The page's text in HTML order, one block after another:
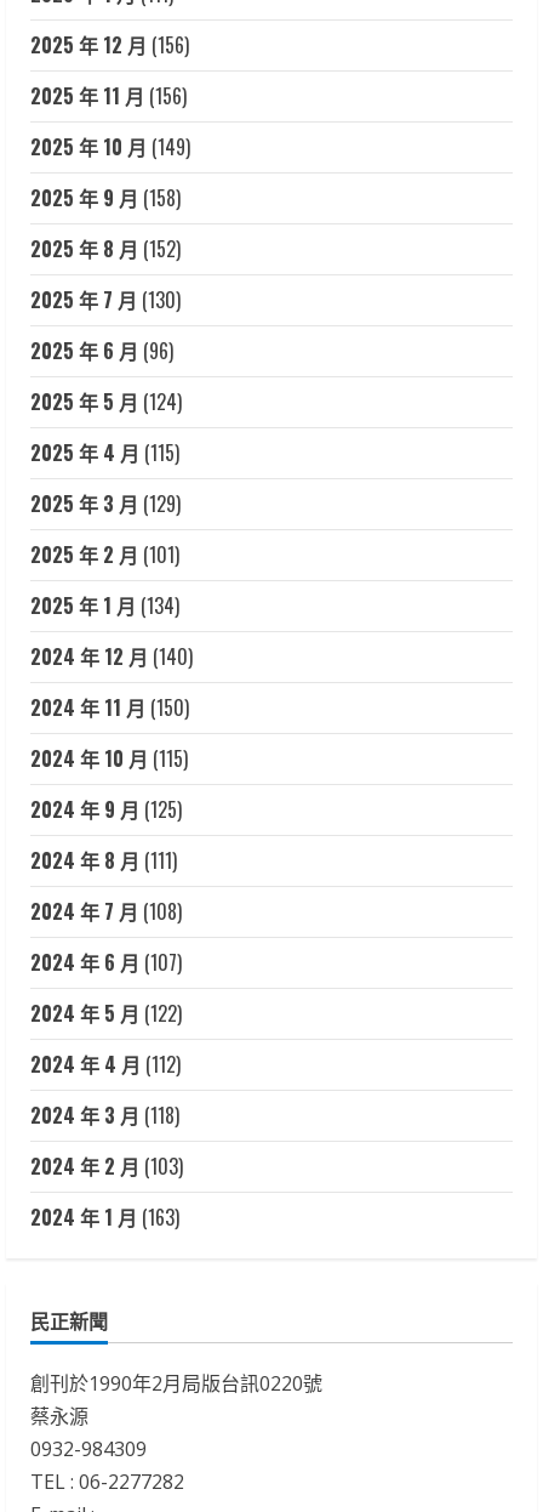
2025 年 12 月 (156)
2025 年 11 月 (156)
2025 年 10 月 (149)
2025 年 9 月 (158)
2025 年 8 月 (152)
2025 年 7 月 (130)
2025 年 6 月 (96)
2025 年 5 月 (124)
2025 年 4 月 (115)
2025 年 3 月 (129)
2025 年 2 月 (101)
2025 年 1 月 (134)
2024 年 12 月 (140)
2024 年 11 月 (150)
2024 年 10 月 (115)
2024 年 9 月 (125)
2024 年 8 月 (111)
2024 年 7 月 (108)
2024 年 6 月 (107)
2024 年 5 月 (122)
2024 年 4 月 (112)
2024 年 3 月 (118)
2024 年 2 月 (103)
2024 年 1 月 (163)
民正新聞
創刊於1990年2月局版台訊0220號
蔡永源
0932-984309
TEL : 06-2277282